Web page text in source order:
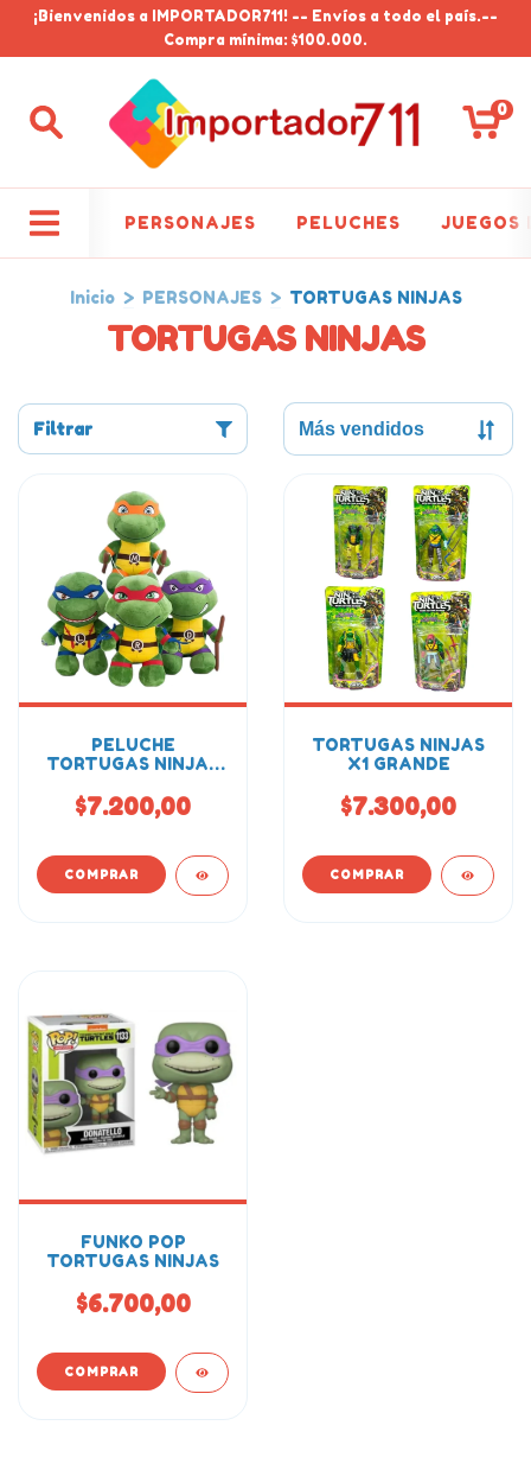
¡Bienvenidos a IMPORTADOR711! -- Envíos a todo el país.--
Compra mínima: $100.000.
0
PERSONAJES PELUCHES JUEGOS
Inicio > PERSONAJES > TORTUGAS NINJAS
TORTUGAS NINJAS
Filtrar
PELUCHE
TORTUGAS NINJAS
$7.200,00
TORTUGAS NINJAS
X1 GRANDE
$7.300,00
FUNKO POP
TORTUGAS NINJAS
$6.700,00